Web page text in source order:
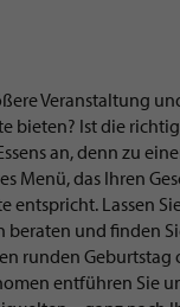
Veranstaltung
bieten? Ist die
an, denn zu
Menü, das Ihren
entspricht. Lassen
beraten und finden
runden Geburtstag
entführen Sie